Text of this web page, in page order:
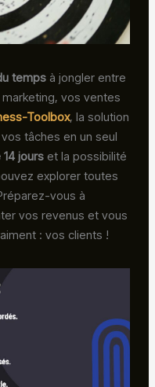
temps à jongler entre
vos ventes
Toolbox, la solution
tâches en un seul
jours et la possibilité
explorer toutes
vous à
vos revenus et vous
: vos clients !